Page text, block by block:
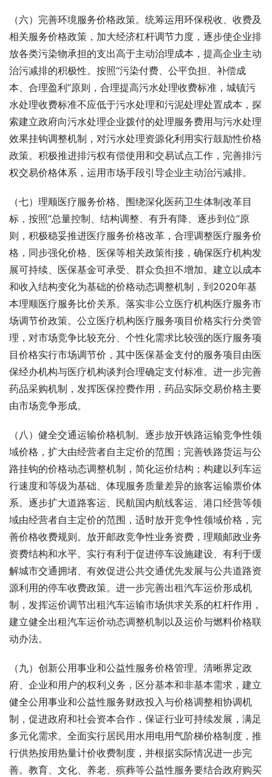
（六）完善环境服务价格政策。统筹运用环保税收、收费及
相关服务价格政策，加大经济杠杆调节力度，逐步使企业排
放各类污染物承担的支出高于主动治理成本，提高企业主动
治污减排的积极性。按照“污染付费、公平负担、补偿成
本、合理盈利”原则，合理提高污水处理收费标准，城镇污
水处理收费标准不应低于污水处理和污泥处理处置成本，探
索建立政府向污水处理企业拨付的处理服务费用与污水处理
效果挂钩调整机制，对污水处理资源化利用实行鼓励性价格
政策。积极推进排污权有偿使用和交易试点工作，完善排污
权交易价格体系，运用市场手段引导企业主动治污减排。
（七）理顺医疗服务价格。围绕深化医药卫生体制改革目
标，按照“总量控制、结构调整、有升有降、逐步到位”原
则，积极稳妥推进医疗服务价格改革，合理调整医疗服务价
格，同步强化价格、医保等相关政策衔接，确保医疗机构发
展可持续、医保基金可承受、群众负担不增加。建立以成本
和收入结构变化为基础的价格动态调整机制，到2020年基
本理顺医疗服务比价关系。落实非公立医疗机构医疗服务市
场调节价政策。公立医疗机构医疗服务项目价格实行分类管
理，对市场竞争比较充分、个性化需求比较强的医疗服务项
目价格实行市场调节价，其中医保基金支付的服务项目由医
保经办机构与医疗机构谈判合理确定支付标准。进一步完善
药品采购机制，发挥医保控费作用，药品实际交易价格主要
由市场竞争形成。
（八）健全交通运输价格机制。逐步放开铁路运输竞争性领
域价格，扩大由经营者自主定价的范围；完善铁路货运与公
路挂钩的价格动态调整机制，简化运价结构；构建以列车运
行速度和等级为基础、体现服务质量差异的旅客运输票价体
系。逐步扩大道路客运、民航国内航线客运、港口经营等领
域由经营者自主定价的范围，适时放开竞争性领域价格，完
善价格收费规则。放开邮政竞争性业务资费，理顺邮政业务
资费结构和水平。实行有利于促进停车设施建设、有利于缓
解城市交通拥堵、有效促进公共交通优先发展与公共道路资
源利用的停车收费政策。进一步完善出租汽车运价形成机
制，发挥运价调节出租汽车运输市场供求关系的杠杆作用，
建立健全出租汽车运价动态调整机制以及运价与燃料价格联
动办法。
（九）创新公用事业和公益性服务价格管理。清晰界定政
府、企业和用户的权利义务，区分基本和非基本需求，建立
健全公用事业和公益性服务财政投入与价格调整相协调机
制，促进政府和社会资本合作，保证行业可持续发展，满足
多元化需求。全面实行居民用水用电用气阶梯价格制度，推
行供热按用热量计价收费制度，并根据实际情况进一步完
善。教育、文化、养老、殡葬等公益性服务要结合政府购买